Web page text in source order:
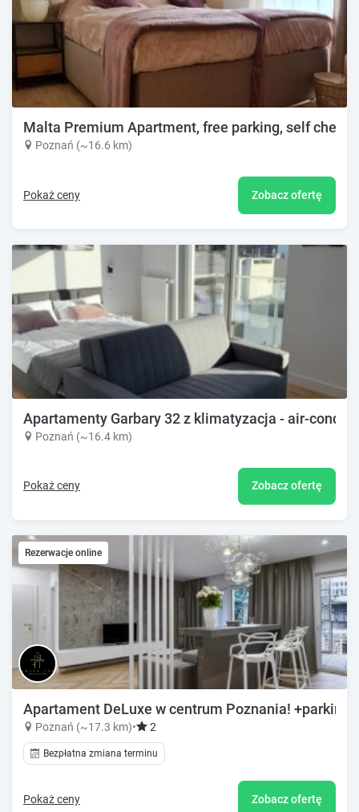
Malta Premium Apartment, free parking, self
Poznań (~16.6 km)
Pokaż ceny Zobacz ofertę
Apartamenty Garbary 32 z klimatyzacja - air-
Poznań (~16.4 km)
Pokaż ceny Zobacz ofertę
Rezerwacje online
Apartament DeLuxe w centrum Poznania! +parking
Poznań (~17.3 km)• 2
Bezpłatna zmiana terminu
Pokaż ceny Zobacz ofertę